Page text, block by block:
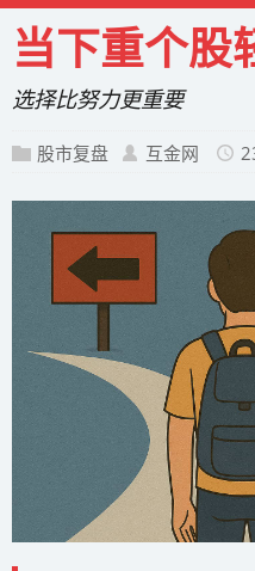
当下重个股
选择比努力更重要
股市复盘 互金网